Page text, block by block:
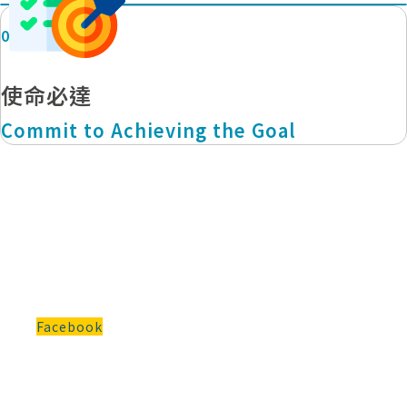
05
使命必達
Commit to Achieving the Goal
Facebook